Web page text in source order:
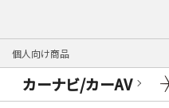
個人向け商品
カーナビ/カーAV